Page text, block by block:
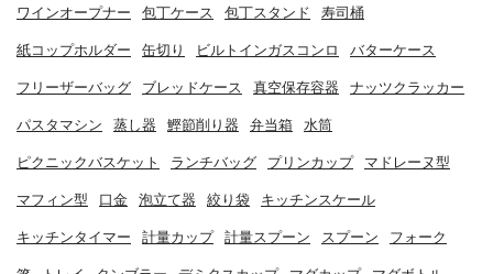
ワインオープナー 包丁ケース 包丁スタンド 寿司桶
紙コップホルダー 缶切り ビルトインガスコンロ バターケース
フリーザーバッグ ブレッドケース 真空保存容器 ナッツクラッカー
パスタマシン 蒸し器 鰹節削り器 弁当箱 水筒
ピクニックバスケット ランチバッグ プリンカップ マドレーヌ型
マフィン型 口金 泡立て器 絞り袋 キッチンスケール
キッチンタイマー 計量カップ 計量スプーン スプーン フォーク